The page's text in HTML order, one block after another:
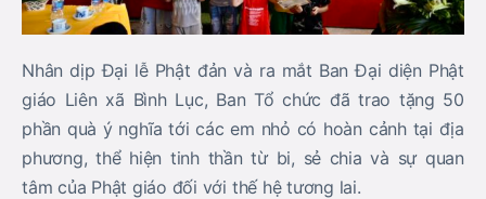
Nhân dịp Đại lễ Phật đản và ra mắt Ban Đại diện Phật
giáo Liên xã Bình Lục, Ban Tổ chức đã trao tặng 50
phần quà ý nghĩa tới các em nhỏ có hoàn cảnh tại địa
phương, thể hiện tinh thần từ bi, sẻ chia và sự quan
tâm của Phật giáo đối với thế hệ tương lai.